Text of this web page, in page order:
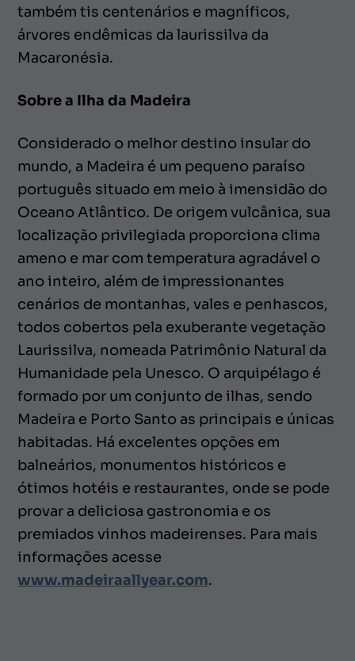
também tis centenários e magníficos,
árvores endêmicas da laurissilva da
Macaronésia.
Sobre a Ilha da Madeira
Considerado o melhor destino insular do
mundo, a Madeira é um pequeno paraíso
português situado em meio à imensidão do
Oceano Atlântico. De origem vulcânica, sua
localização privilegiada proporciona clima
ameno e mar com temperatura agradável o
ano inteiro, além de impressionantes
cenários de montanhas, vales e penhascos,
todos cobertos pela exuberante vegetação
Laurissilva, nomeada Patrimônio Natural da
Humanidade pela Unesco. O arquipélago é
formado por um conjunto de ilhas, sendo
Madeira e Porto Santo as principais e únicas
habitadas. Há excelentes opções em
balneários, monumentos históricos e
ótimos hotéis e restaurantes, onde se pode
provar a deliciosa gastronomia e os
premiados vinhos madeirenses. Para mais
informações acesse
www.madeiraallyear.com.